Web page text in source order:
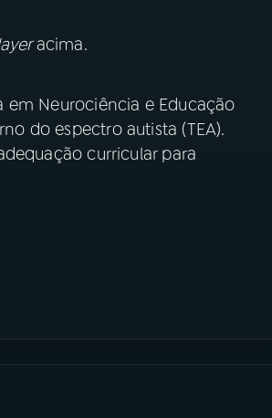
acima.
em Neurociência e Educação
do espectro autista (TEA).
curricular para